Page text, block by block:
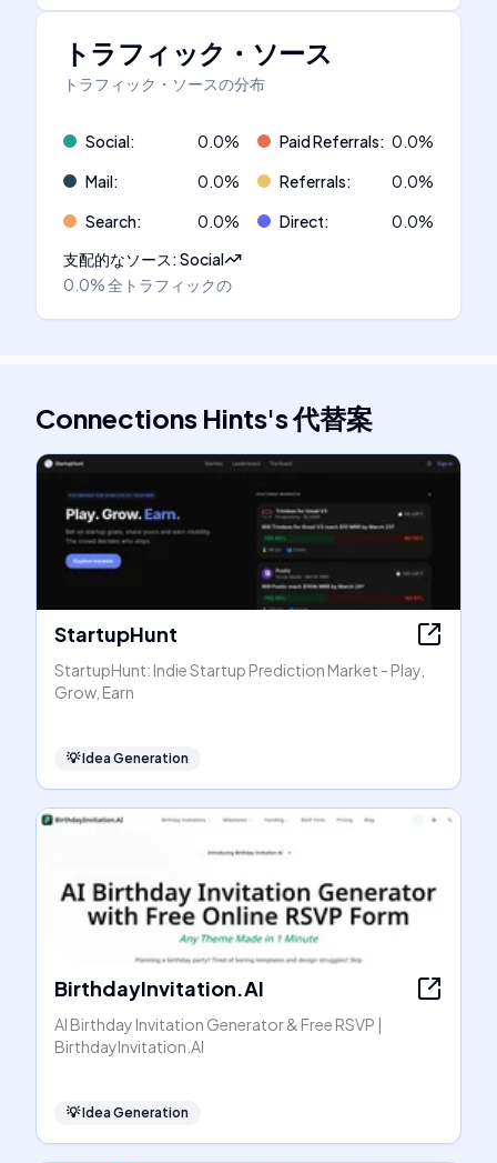
トラフィック・ソース
トラフィック・ソースの分布
Social: 0.0% Paid Referrals: 0.0%
Mail: 0.0% Referrals: 0.0%
Search: 0.0% Direct: 0.0%
支配的なソース:Social
0.0%全トラフィックの
Connections Hints's代替案
StartupHunt
StartupHunt: Indie Startup Prediction Market - Play,
Grow, Earn
💡Idea Generation
BirthdayInvitation.AI
AI Birthday Invitation Generator & Free RSVP |
BirthdayInvitation.AI
💡Idea Generation